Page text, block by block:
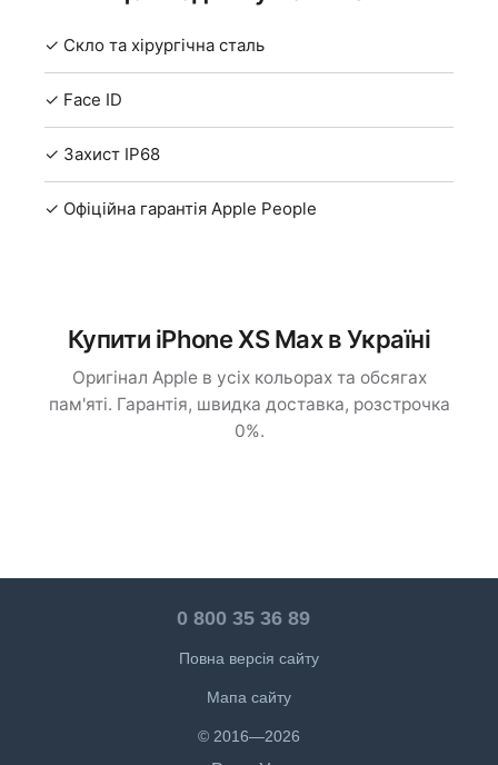
✓ Скло та хірургічна сталь
✓ Face ID
✓ Захист IP68
✓ Офіційна гарантія Apple People
Купити iPhone XS Max в Україні
Оригінал Apple в усіх кольорах та обсягах
пам'яті. Гарантія, швидка доставка, розстрочка
0%.
0 800 35 36 89
Повна версія сайту
Мапа сайту
© 2016—2026